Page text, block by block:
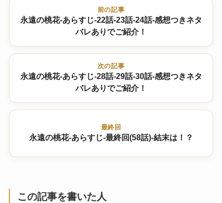
前の記事
永遠の桃花-あらすじ-22話-23話-24話-感想つきネタ
バレありでご紹介！
次の記事
永遠の桃花-あらすじ-28話-29話-30話-感想つきネタ
バレありでご紹介！
最終回
永遠の桃花-あらすじ-最終回(58話)-結末は！？
この記事を書いた人